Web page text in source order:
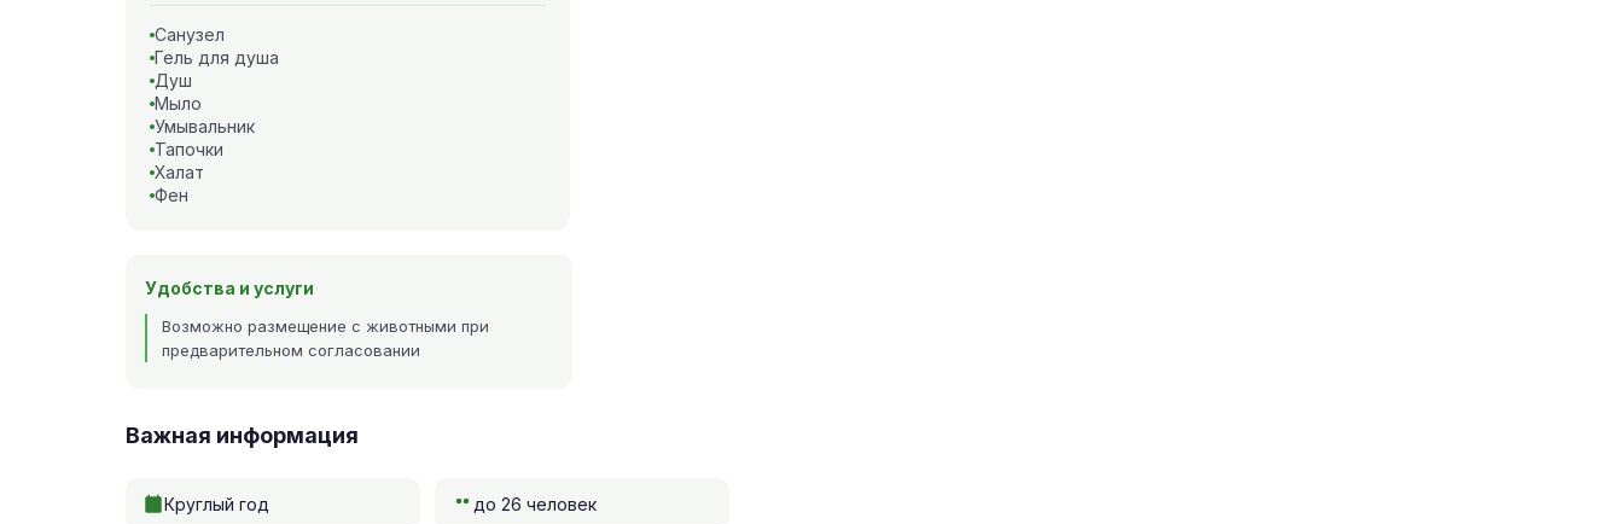
Санузел
Гель для душа
Душ
Мыло
Умывальник
Тапочки
Халат
Фен
Удобства и услуги
Возможно размещение с животными при
предварительном согласовании
Важная информация
Круглый год до 26 человек